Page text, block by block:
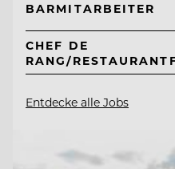
BARMITARBEITER
CHEF DE
RANG/
Entdecke alle Jobs